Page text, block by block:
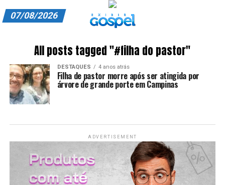
ASSINE
CARRINHO
EDITORIAL
EXPEDIENTE
07/08/2026
All posts tagged "#filha do pastor"
DESTAQUES 4 anos atrás
Filha de pastor morre após ser atingida por
árvore de grande porte em Campinas
ADVERTISEMENT